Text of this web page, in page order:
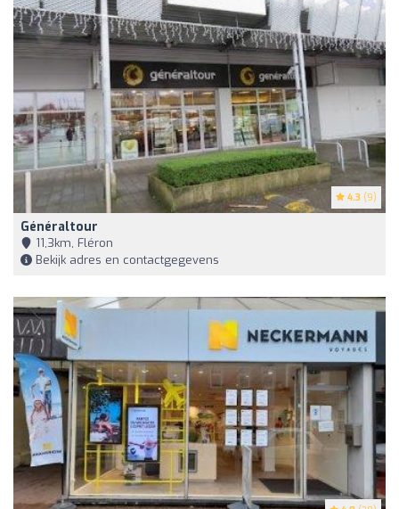
4.3 (9)
Généraltour
11,3km, Fléron
Bekijk adres en contactgegevens